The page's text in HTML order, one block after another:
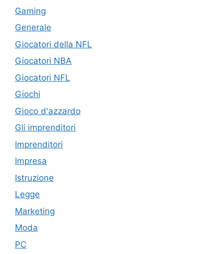
Gaming
Generale
Giocatori della NFL
Giocatori NBA
Giocatori NFL
Giochi
Gioco d'azzardo
Gli imprenditori
Imprenditori
Impresa
Istruzione
Legge
Marketing
Moda
PC